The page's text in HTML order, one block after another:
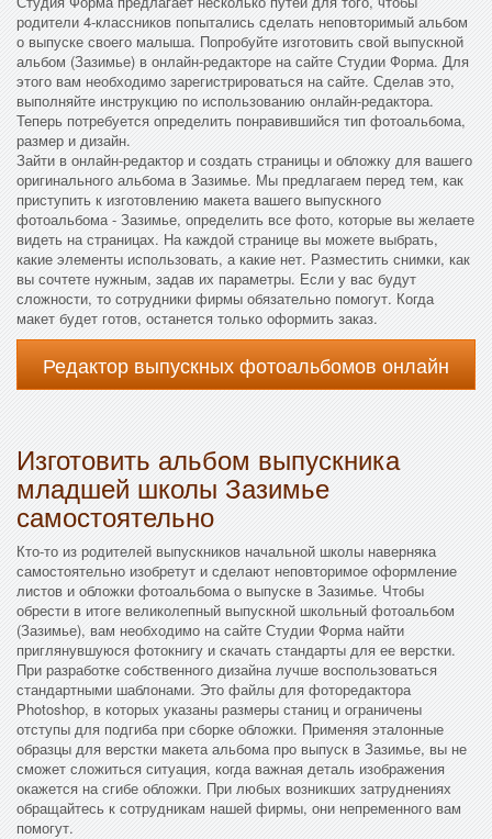
родители 4-классников попытались сделать неповторимый альбом
о выпуске своего малыша. Попробуйте изготовить свой выпускной
альбом (Зазимье) в онлайн-редакторе на сайте Студии Форма. Для
этого вам необходимо зарегистрироваться на сайте. Сделав это,
выполняйте инструкцию по использованию онлайн-редактора.
Теперь потребуется определить понравившийся тип фотоальбома,
размер и дизайн.
Зайти в онлайн-редактор и создать страницы и обложку для вашего
оригинального альбома в Зазимье. Мы предлагаем перед тем, как
приступить к изготовлению макета вашего выпускного
фотоальбома - Зазимье, определить все фото, которые вы желаете
видеть на страницах. На каждой странице вы можете выбрать,
какие элементы использовать, а какие нет. Разместить снимки, как
вы сочтете нужным, задав их параметры. Если у вас будут
сложности, то сотрудники фирмы обязательно помогут. Когда
макет будет готов, останется только оформить заказ.
Редактор выпускных фотоальбомов онлайн
Изготовить альбом выпускника
младшей школы Зазимье
самостоятельно
Кто-то из родителей выпускников начальной школы наверняка
самостоятельно изобретут и сделают неповторимое оформление
листов и обложки фотоальбома о выпуске в Зазимье. Чтобы
обрести в итоге великолепный выпускной школьный фотоальбом
(Зазимье), вам необходимо на сайте Студии Форма найти
приглянувшуюся фотокнигу и скачать стандарты для ее верстки.
При разработке собственного дизайна лучше воспользоваться
стандартными шаблонами. Это файлы для фоторедактора
Photoshop, в которых указаны размеры станиц и ограничены
отступы для подгиба при сборке обложки. Применяя эталонные
образцы для верстки макета альбома про выпуск в Зазимье, вы не
сможет сложиться ситуация, когда важная деталь изображения
окажется на сгибе обложки. При любых возникших затруднениях
обращайтесь к сотрудникам нашей фирмы, они непременного вам
помогут.